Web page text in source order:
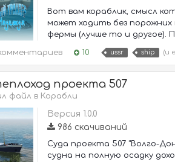
Вот вам кораблик, смысл
может ходить без
фермы (лучше то и другое).
10 ussr ship (и
проекта 507
файл в Корабли
Версия 1.0.0
986 скачиваний
Cуда проекта 507 "Волго-
судна на полную осадку